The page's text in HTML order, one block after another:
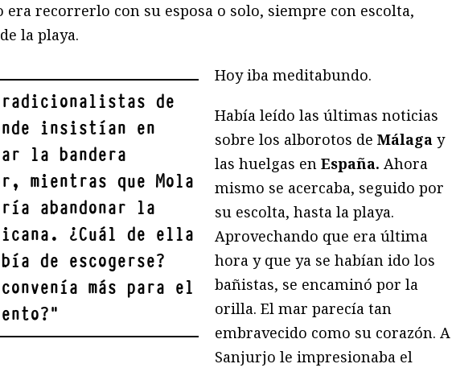
era recorrerlo con su esposa o solo, siempre con escolta,
la playa.
de
insistían en
la bandera
mientras que Mola
abandonar la
¿Cuál de ella
de escogerse?
más para el
"
Hoy iba meditabundo.
Había leído las últimas noticias
sobre los alborotos deMálaga y
las huelgas enEspaña. Ahora
mismo se acercaba, seguido por
su escolta, hasta la playa.
Aprovechando que era última
hora y que ya se habían ido los
bañistas, se encaminó por la
orilla. El mar parecía tan
embravecido como su corazón. A
Sanjurjo le impresionaba el